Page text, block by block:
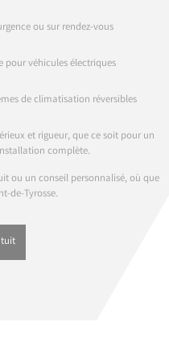
ou sur rendez-vous
pour véhicules électriques
de climatisation réversibles
et rigueur, que ce soit pour un
complète.
ou un conseil personnalisé, où que
de-Tyrosse.